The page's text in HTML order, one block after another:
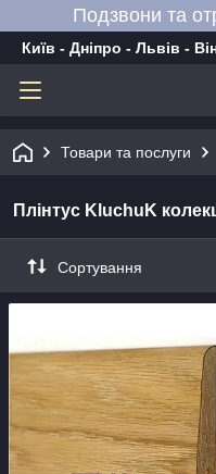
Подзвони та
Київ - Дніпро - Львів -
Товари та послуги
Плінтус KluchuK
Сортування